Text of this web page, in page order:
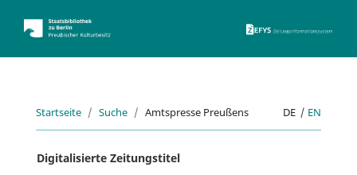
Startseite Suche Amtspresse Preußens DE | EN
Digitalisierte Zeitungstitel